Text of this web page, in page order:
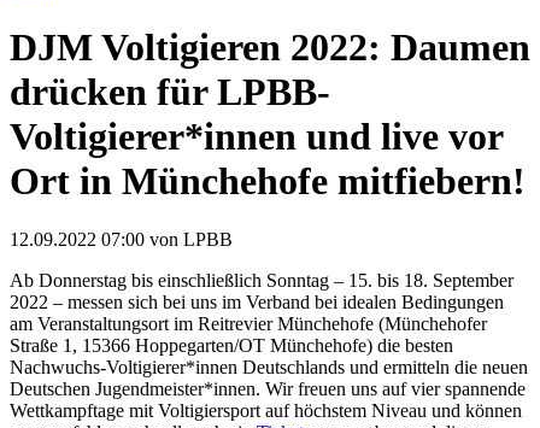
DJM Voltigieren 2022: Daumen
drücken für LPBB-
Voltigierer*innen und live vor
Ort in Münchehofe mitfiebern!
12.09.2022 07:00 von LPBB
Ab Donnerstag bis einschließlich Sonntag – 15. bis 18. September
2022 – messen sich bei uns im Verband bei idealen Bedingungen
am Veranstaltungsort im Reitrevier Münchehofe (Münchehofer
Straße 1, 15366 Hoppegarten/OT Münchehofe) die besten
Nachwuchs-Voltigierer*innen Deutschlands und ermitteln die neuen
Deutschen Jugendmeister*innen. Wir freuen uns auf vier spannende
Wettkampftage mit Voltigiersport auf höchstem Niveau und können